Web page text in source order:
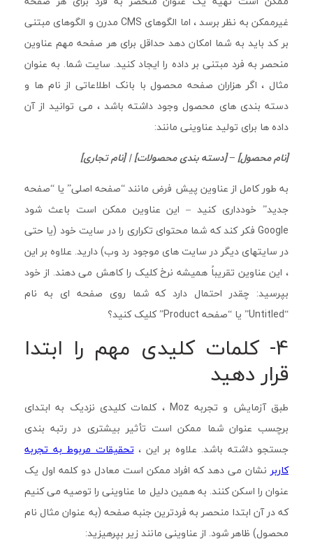
غیرممکن به نظر برسد ، اما الگوهای CMS مدرن و الگوهای مبتنی
بر کد باید به شما امکان دهد حداقل برای هر صفحه مهم عناوین
منحصر به فرد مبتنی بر داده را ایجاد کنید. سایت شما. به عنوان
مثال ، اگر هزاران صفحه محصول با بانک اطلاعاتی از نام ها و
دسته بندی های محصول وجود داشته باشد ، می توانید از آن
داده ها برای تولید عناوینی مانند:
[نام محصول] – [دسته بندی محصولات] | [نام تجاری]
به طور کامل از عناوین پیش فرض مانند “صفحه اصلی” یا “صفحه
جدید” خودداری کنید – این عناوین ممکن است باعث شود
Google فکر کند که شما محتوای تکراری را در سایت خود (یا حتی
در سایتهای دیگر در سایت های موجود رد وب) دارید. علاوه بر این
، این عناوین تقریباً همیشه نرخ کلیک را کاهش می دهند. از خود
بپرسید: چقدر احتمال دارد که شما روی صفحه ای به نام
“Untitled” یا “صفحه Product” کلیک کنید؟
4- کلمات کلیدی مهم را ابتدا
قرار دهید
طبق آزمایش و تجربه Moz ، کلمات کلیدی نزدیک به ابتدای
برچسب عنوان شما ممکن است تأثیر بیشتری در رتبه بندی
جستجو داشته باشد. علاوه بر این ،تحقیقات مربوط به تجربه
کاربرنشان می دهد که افراد ممکن است معادل دو کلمه اول یک
عنوان را اسکن کنند. به همین دلیل ما عناوینی را توصیه می کنیم
که در آن ابتدا منحصر به فردترین جنبه صفحه (به عنوان مثال نام
محصول) ظاهر شود. از عناوینی مانند زیر بپرهیزید: